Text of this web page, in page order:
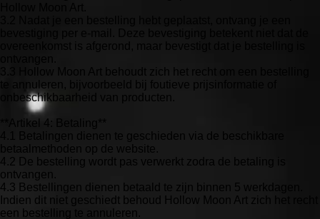
3.3 Hollow Moon Art behoudt zich het recht om een bestelling
te annuleren, bijvoorbeeld bij foutieve prijsinformatie of
onbeschikbaarheid van producten.
**Artikel 4: Betaling**
4.1 Betalingen dienen te geschieden via de beschikbare
betaalmethoden op de website.
4.2 De bestelling wordt pas verwerkt zodra de betaling is
ontvangen.
4.3 Bestellingen dienen betaald te zijn binnen 5 werkdagen.
Indien dit niet geschiedt behoud Hollow Moon Art zich het recht
een bestelling te annuleren.